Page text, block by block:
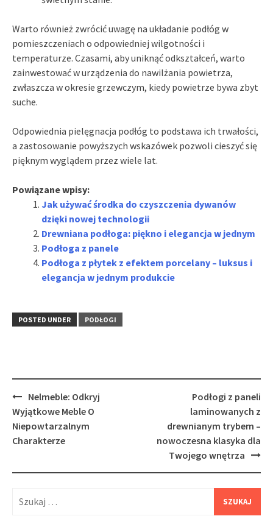
Warto również zwrócić uwagę na układanie podłóg w
pomieszczeniach o odpowiedniej wilgotności i
temperaturze. Czasami, aby uniknąć odkształceń, warto
zainwestować w urządzenia do nawilżania powietrza,
zwłaszcza w okresie grzewczym, kiedy powietrze bywa zbyt
suche.
Odpowiednia pielęgnacja podłóg to podstawa ich trwałości,
a zastosowanie powyższych wskazówek pozwoli cieszyć się
pięknym wyglądem przez wiele lat.
Powiązane wpisy:
Jak używać środka do czyszczenia dywanów
dzięki nowej technologii
Drewniana podłoga: piękno i elegancja w jednym
Podłoga z panele
Podłoga z płytek z efektem porcelany – luksus i
elegancja w jednym produkcie
POSTED UNDER PODŁOGI
Post
navigation
Nelmeble: Odkryj
Wyjątkowe Meble O
Niepowtarzalnym
Charakterze
Podłogi z paneli
laminowanych z
drewnianym trybem –
nowoczesna klasyka dla
Twojego wnętrza